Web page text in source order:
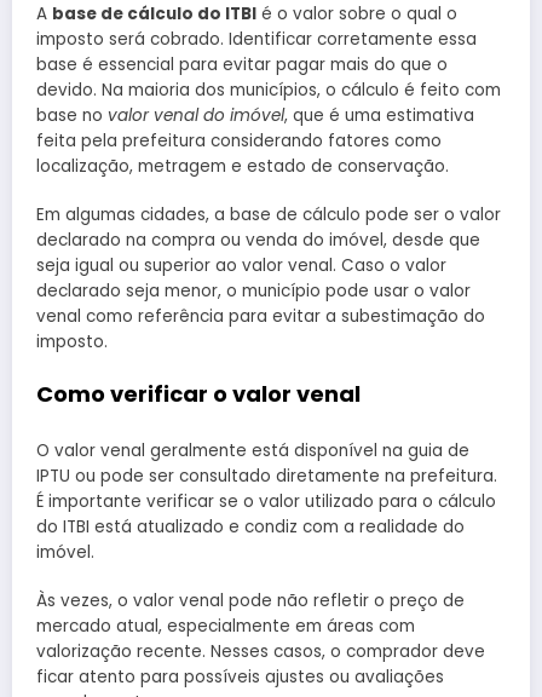
A base de cálculo do ITBI é o valor sobre o qual o
imposto será cobrado. Identificar corretamente essa
base é essencial para evitar pagar mais do que o
devido. Na maioria dos municípios, o cálculo é feito com
base no valor venal do imóvel, que é uma estimativa
feita pela prefeitura considerando fatores como
localização, metragem e estado de conservação.
Em algumas cidades, a base de cálculo pode ser o valor
declarado na compra ou venda do imóvel, desde que
seja igual ou superior ao valor venal. Caso o valor
declarado seja menor, o município pode usar o valor
venal como referência para evitar a subestimação do
imposto.
Como verificar o valor venal
O valor venal geralmente está disponível na guia de
IPTU ou pode ser consultado diretamente na prefeitura.
É importante verificar se o valor utilizado para o cálculo
do ITBI está atualizado e condiz com a realidade do
imóvel.
Às vezes, o valor venal pode não refletir o preço de
mercado atual, especialmente em áreas com
valorização recente. Nesses casos, o comprador deve
ficar atento para possíveis ajustes ou avaliações